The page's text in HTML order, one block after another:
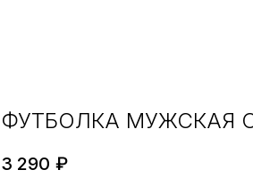
ФУТБОЛКА МУЖСКАЯ
3 290 ₽